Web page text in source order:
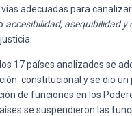
adecuadas para
accesibilidad, asequibilidad y
17 países analizados se
constitucional y se dio un
de funciones en los
se suspendieron las